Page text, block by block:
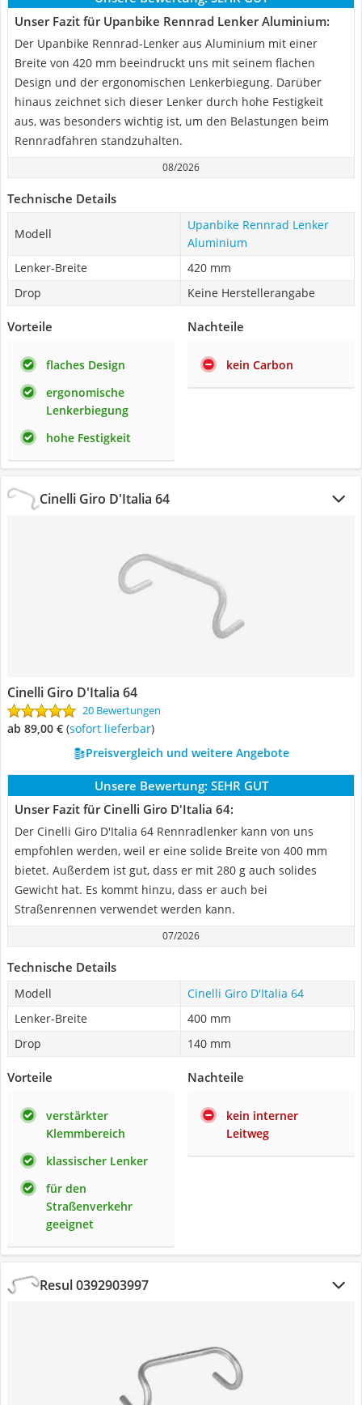
Unser Fazit für Upanbike Rennrad Lenker Aluminium:
Der Upanbike Rennrad-Lenker aus Aluminium mit einer
Breite von 420 mm beeindruckt uns mit seinem flachen
Design und der ergonomischen Lenkerbiegung. Darüber
hinaus zeichnet sich dieser Lenker durch hohe Festigkeit
aus, was besonders wichtig ist, um den Belastungen beim
Rennradfahren standzuhalten.
08/2026
Technische Details
Modell
Upanbike Rennrad Lenker
Aluminium
Lenker-Breite
420 mm
Drop
Keine Herstellerangabe
Vorteile
flaches Design
ergonomische
Lenkerbiegung
hohe Festigkeit
Nachteile
kein Carbon
Cinelli Giro D'Italia 64
Cinelli Giro D'Italia 64
20 Bewertungen
ab 89,00 € ( Sofort lieferbar)
Preisvergleich und weitere Angebote
Unsere Bewertung: SEHR GUT
Unser Fazit für Cinelli Giro D'Italia 64:
Der Cinelli Giro D'Italia 64 Rennradlenker kann von uns
empfohlen werden, weil er eine solide Breite von 400 mm
bietet. Außerdem ist gut, dass er mit 280 g auch solides
Gewicht hat. Es kommt hinzu, dass er auch bei
Straßenrennen verwendet werden kann.
07/2026
Technische Details
Modell
Cinelli Giro D'Italia 64
Lenker-Breite
400 mm
Drop
140 mm
Vorteile
verstärkter
Klemmbereich
klassischer Lenker
für den
Straßenverkehr
geeignet
Nachteile
kein interner
Leitweg
Resul 0392903997